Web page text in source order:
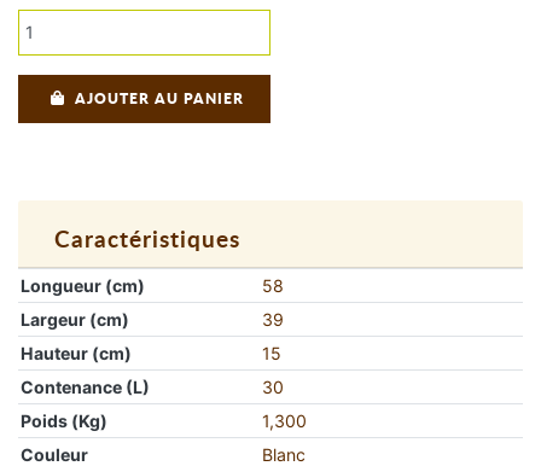
AJOUTER AU PANIER
Caractéristiques
Longueur (cm)
58
Largeur (cm)
39
Hauteur (cm)
15
Contenance (L)
30
Poids (Kg)
1,300
Couleur
Blanc